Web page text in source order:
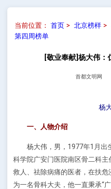
当前位置： 首页> 北京榜样>
第四周榜单
[敬业奉献]杨大伟：
首都文明网
杨
一、人物介绍
杨大伟，男，1977年1月出
科学院广安门医院南区骨二科
救人、祛除病痛的医者，在扶
为一名骨科大夫，他一直秉承“